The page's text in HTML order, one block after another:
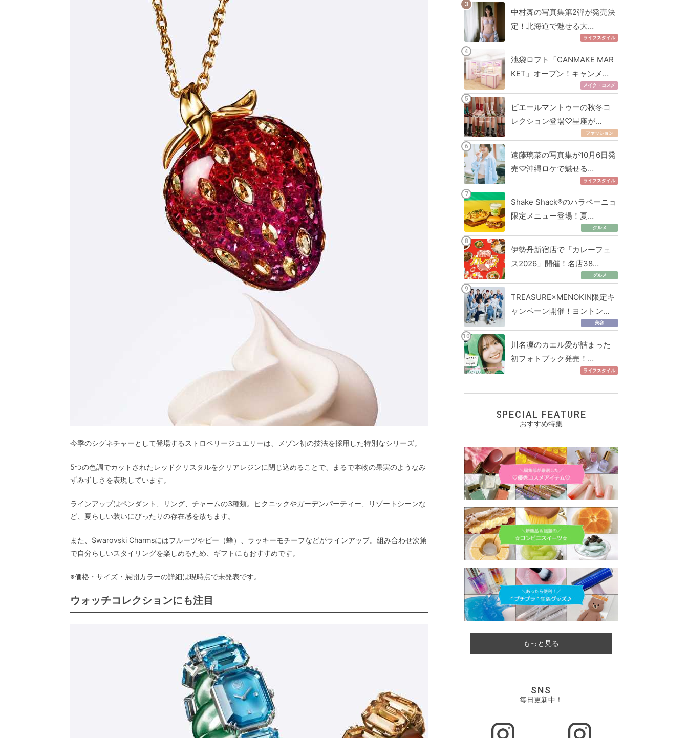
今季のシグネチャーとして登場するストロベリージュエリーは、メゾン初の技法を採用した特別なシリーズ。
5つの色調でカットされたレッドクリスタルをクリアレジンに閉じ込めることで、まるで本物の果実のようなみ
ずみずしさを表現しています。
ラインアップはペンダント、リング、チャームの3種類。ピクニックやガーデンパーティー、リゾートシーンな
ど、夏らしい装いにぴったりの存在感を放ちます。
また、Swarovski Charmsにはフルーツやビー（蜂）、ラッキーモチーフなどがラインアップ。組み合わせ次第
で自分らしいスタイリングを楽しめるため、ギフトにもおすすめです。
※価格・サイズ・展開カラーの詳細は現時点で未発表です。
ウォッチコレクションにも注目
中村舞の写真集第2弾が発売決
定！北海道で魅せる大…
ライフスタイル
池袋ロフト「CANMAKE MAR
KET」オープン！キャンメ…
メイク・コスメ
ピエールマントゥーの秋冬コ
レクション登場♡星座が…
ファッション
遠藤璃菜の写真集が10月6日発
売♡沖縄ロケで魅せる…
ライフスタイル
Shake Shack®のハラペーニョ
限定メニュー登場！夏…
グルメ
伊勢丹新宿店で「カレーフェ
ス2026」開催！名店38…
グルメ
TREASURE×MENOKIN限定キ
ャンペーン開催！ヨントン…
美容
川名凜のカエル愛が詰まった
初フォトブック発売！…
ライフスタイル
SPECIAL FEATURE
おすすめ特集
もっと見る
SNS
毎日更新中！